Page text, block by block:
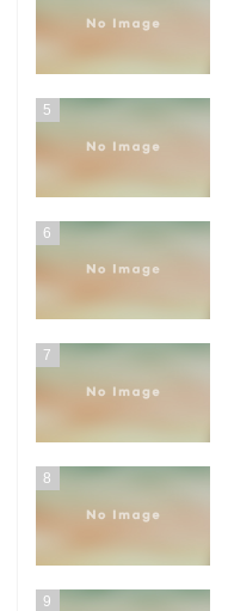
5
6
7
8
9